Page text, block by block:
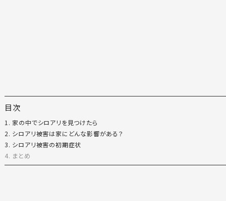
目次
1. 家の中でシロアリを見つけたら
2. シロアリ被害は家にどんな影響がある？
3. シロアリ被害の初期症状
4. まとめ